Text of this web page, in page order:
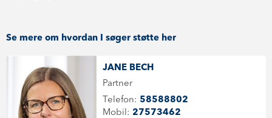
Se mere om hvordan I søger støtte her
JANE BECH
Partner
Telefon: 58588802
Mobil: 27573462